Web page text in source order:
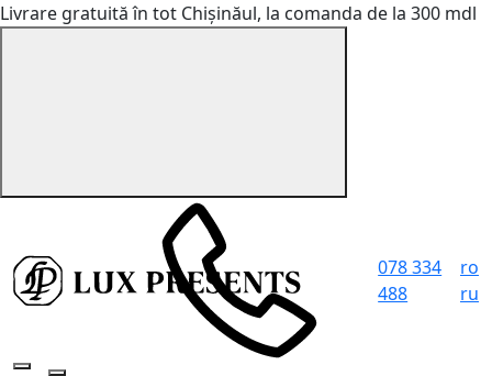
Livrare gratuită în tot Chișinăul, la comanda de la 300 mdl
078 334
488
ro
ru